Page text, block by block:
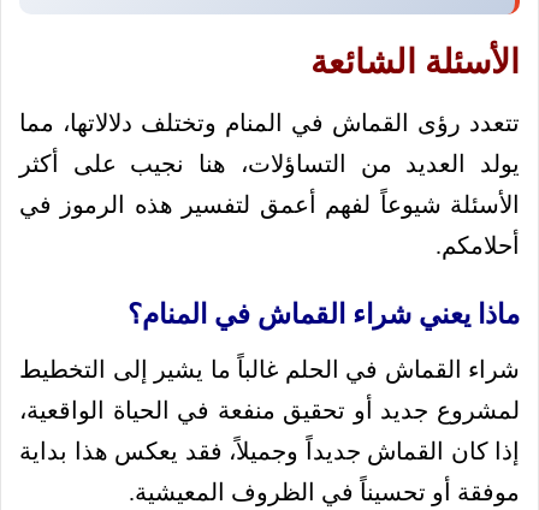
الأسئلة الشائعة
تتعدد رؤى القماش في المنام وتختلف دلالاتها، مما
يولد العديد من التساؤلات، هنا نجيب على أكثر
الأسئلة شيوعاً لفهم أعمق لتفسير هذه الرموز في
أحلامكم.
ماذا يعني شراء القماش في المنام؟
شراء القماش في الحلم غالباً ما يشير إلى التخطيط
لمشروع جديد أو تحقيق منفعة في الحياة الواقعية،
إذا كان القماش جديداً وجميلاً، فقد يعكس هذا بداية
موفقة أو تحسيناً في الظروف المعيشية.